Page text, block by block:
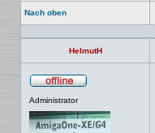
Nach oben
HelmutH
Administrator